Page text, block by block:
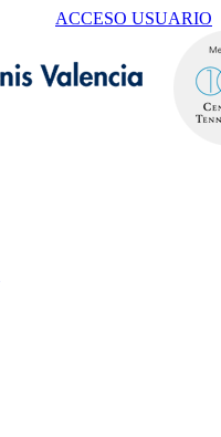
ACCESO USUARIO